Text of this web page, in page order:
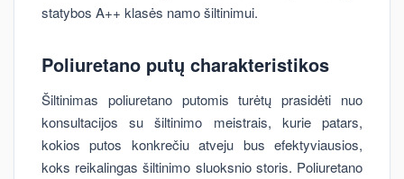
statybos A++ klasės namo šiltinimui.
Poliuretano putų charakteristikos
Šiltinimas poliuretano putomis turėtų prasidėti nuo
konsultacijos su šiltinimo meistrais, kurie patars,
kokios putos konkrečiu atveju bus efektyviausios,
koks reikalingas šiltinimo sluoksnio storis. Poliuretano